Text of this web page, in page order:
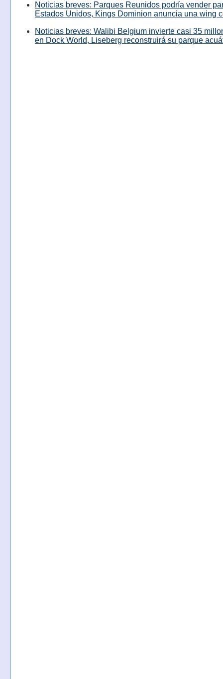
Noticias breves: Parques Reunidos podría vender
Estados Unidos, Kings Dominion anuncia una wing
Noticias breves: Walibi Belgium invierte casi 35
en Dock World, Liseberg reconstruirá su parque